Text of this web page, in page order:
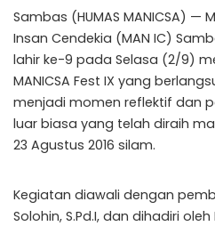
Sambas (HUMAS MANICSA) —
Insan Cendekia (MAN IC)
lahir ke-9 pada Selasa (2/9)
MANICSA Fest IX yang
menjadi momen reflektif dan
luar biasa yang telah diraih
23 Agustus 2016 silam.
Kegiatan diawali dengan
Solohin, S.Pd.I, dan dihadiri oleh